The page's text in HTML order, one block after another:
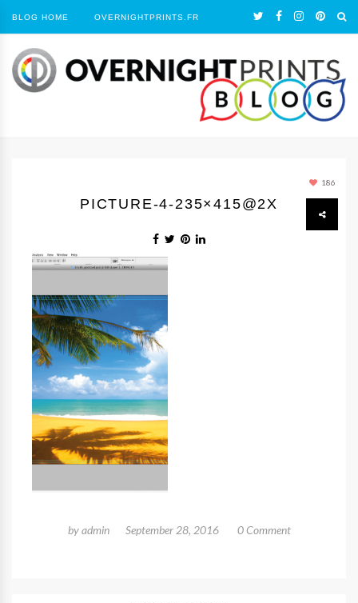
BLOG HOME OVERNIGHTPRINTS.FR
186
PICTURE-4-235×415@2X
byadmin September 28, 2016 0 Comment